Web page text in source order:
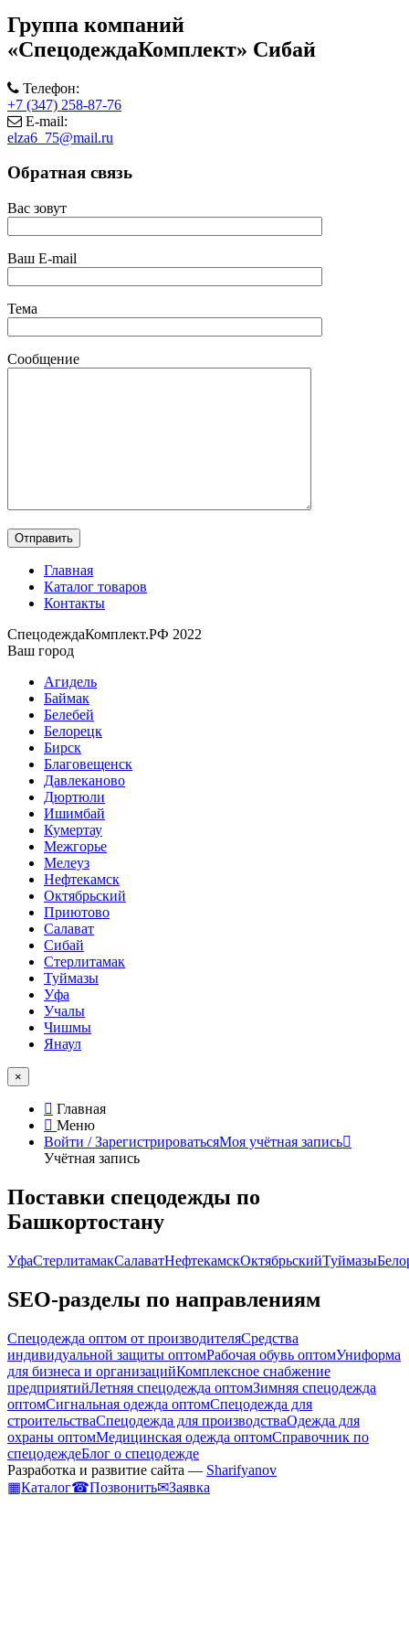
Группа компаний
«СпецодеждаКомплект» Сибай
Телефон:
+7 (347) 258-87-76
E-mail:
elza6_75@mail.ru
Обратная связь
Вас зовут
Ваш E-mail
Тема
Сообщение
Главная
Каталог товаров
Контакты
СпецодеждаКомплект.РФ 2022
Ваш город
Агидель
Баймак
Белебей
Белорецк
Бирск
Благовещенск
Давлеканово
Дюртюли
Ишимбай
Кумертау
Межгорье
Мелеуз
Нефтекамск
Октябрьский
Приютово
Салават
Сибай
Стерлитамак
Туймазы
Уфа
Учалы
Чишмы
Янаул
×
Главная
Меню
Войти / ЗарегистрироватьсяМоя учётная запись
Учётная запись
Поставки спецодежды по
Башкортостану
УфаСтерлитамакСалаватНефтекамскОктябрьскийТуймазы
SEO-разделы по направлениям
Спецодежда оптом от производителяСредства
индивидуальной защиты оптомРабочая обувь оптомУниформа
для бизнеса и организацийКомплексное снабжение
предприятийЛетняя спецодежда оптомЗимняя спецодежда
оптомСигнальная одежда оптомСпецодежда для
строительстваСпецодежда для производстваОдежда для
охраны оптомМедицинская одежда оптомСправочник по
спецодеждеБлог о спецодежде
Разработка и развитие сайта — Sharifyanov
▦Каталог☎Позвонить✉Заявка